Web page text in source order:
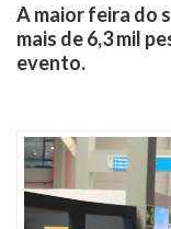
A maior feira do
mais de 6,3 mil
evento.